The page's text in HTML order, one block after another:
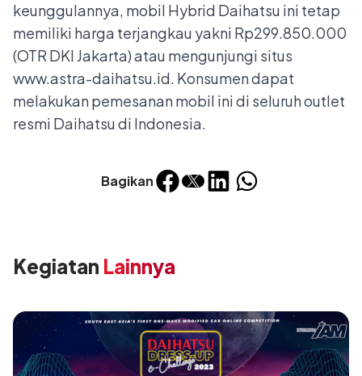
Bagikan
keunggulannya, mobil Hybrid Daihatsu ini tetap
memiliki harga terjangkau yakni Rp299.850.000
(OTR DKI Jakarta) atau mengunjungi situs
www.astra-daihatsu.id. Konsumen dapat
melakukan pemesanan mobil ini di seluruh outlet
resmi Daihatsu di Indonesia.
Kegiatan Lainnya